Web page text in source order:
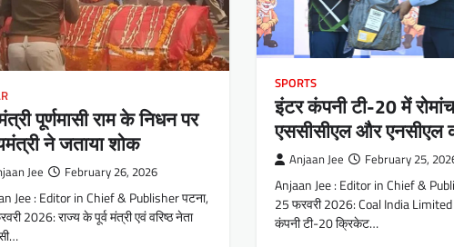
पूर्णमासी राम के निधन पर
ने जताया शोक
Jee February 26, 2026
Jee : Editor in Chief & Publisher पटना,
2026: राज्य के पूर्व मंत्री एवं वरिष्ठ नेता
SPORTS
इंटर कंपनी टी-20 में
एससीसीएल और एनसीएल
Anjaan Jee February 25,
Anjaan Jee : Editor in Chief &
25 फरवरी 2026: Coal India
कंपनी टी-20 क्रिकेट…